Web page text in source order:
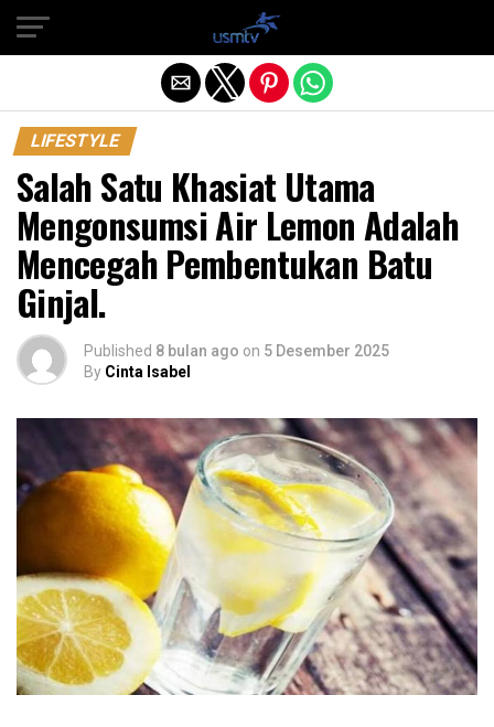
LIFESTYLE
Salah Satu Khasiat Utama
Mengonsumsi Air Lemon Adalah
Mencegah Pembentukan Batu
Ginjal.
Published 8 bulan ago on 5 Desember 2025
By Cinta Isabel
Exit mobile version